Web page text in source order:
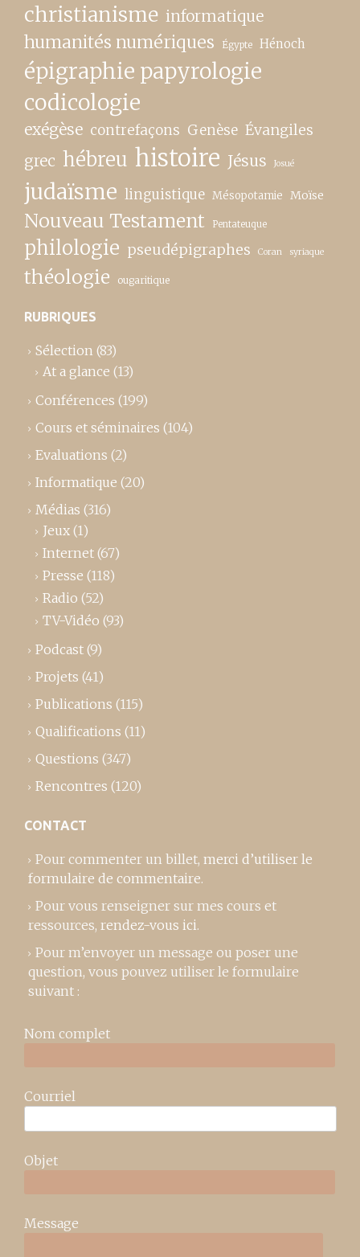
christianisme informatique
humanités numériques Égypte Hénoch
épigraphie papyrologie
codicologie
exégèse contrefaçons Genèse Évangiles
grec hébreu histoire Jésus Josué
judaïsme linguistique Mésopotamie Moïse
Nouveau Testament Pentateuque
philologie pseudépigraphes Coran syriaque
théologie ougaritique
RUBRIQUES
Sélection (83)
At a glance (13)
Conférences (199)
Cours et séminaires (104)
Evaluations (2)
Informatique (20)
Médias (316)
Jeux (1)
Internet (67)
Presse (118)
Radio (52)
TV-Vidéo (93)
Podcast (9)
Projets (41)
Publications (115)
Qualifications (11)
Questions (347)
Rencontres (120)
CONTACT
Pour commenter un billet, merci d’utiliser le
formulaire de commentaire.
Pour vous renseigner sur mes cours et
ressources, rendez-vous ici.
Pour m’envoyer un message ou poser une
question, vous pouvez utiliser le formulaire
suivant :
Nom complet
Courriel
Objet
Message